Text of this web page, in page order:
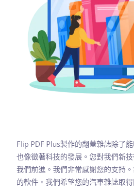
Flip PDF Plus製作的翻蓋雜誌除了
也像徵著科技的發展。您對我們新
我們前進。我們非常感謝您的支持
的軟件。我們希望您的汽車雜誌取得